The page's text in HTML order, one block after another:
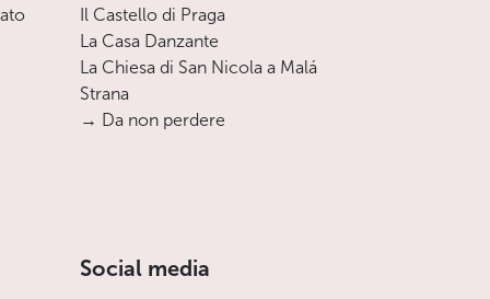
Il Castello di Praga
La Casa Danzante
La Chiesa di San Nicola a Malá
Strana
→ Da non perdere
Social media